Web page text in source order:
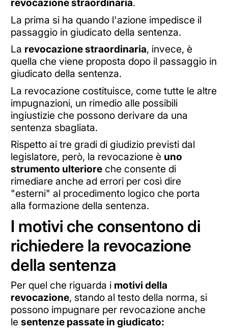
revocazione straordinaria.
La prima si ha quando l'azione impedisce il
passaggio in giudicato della sentenza.
La revocazione straordinaria, invece, è
quella che viene proposta dopo il passaggio in
giudicato della sentenza.
La revocazione costituisce, come tutte le altre
impugnazioni, un rimedio alle possibili
ingiustizie che possono derivare da una
sentenza sbagliata.
Rispetto ai tre gradi di giudizio previsti dal
legislatore, però, la revocazione è uno
strumento ulterioreche consente di
rimediare anche ad errori per così dire
"esterni" al procedimento logico che porta
alla formazione della sentenza.
I motivi che consentono di
richiedere la revocazione
della sentenza
Per quel che riguarda i motivi della
revocazione, stando al testo della norma, si
possono impugnare per revocazione anche
le sentenze passate in giudicato: